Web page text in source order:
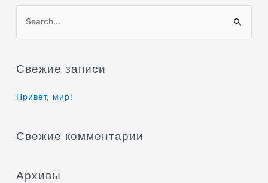
о
с
Свежие записи
Привет, мир!
Свежие комментарии
Архивы